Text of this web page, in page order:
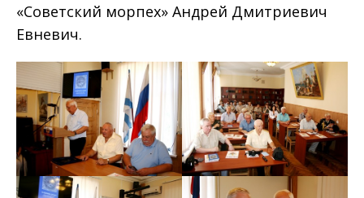
«Советский морпех» Андрей Дмитриевич
Евневич.